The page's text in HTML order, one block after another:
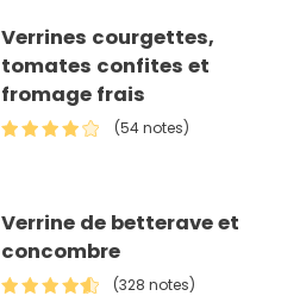
Verrines courgettes,
tomates confites et
fromage frais
(54 notes)
Verrine de betterave et
concombre
(328 notes)